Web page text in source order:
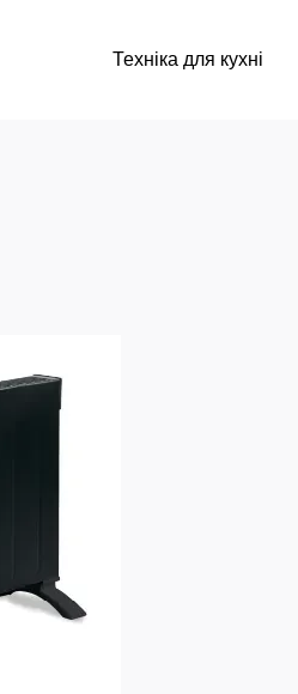
Техніка для кухні